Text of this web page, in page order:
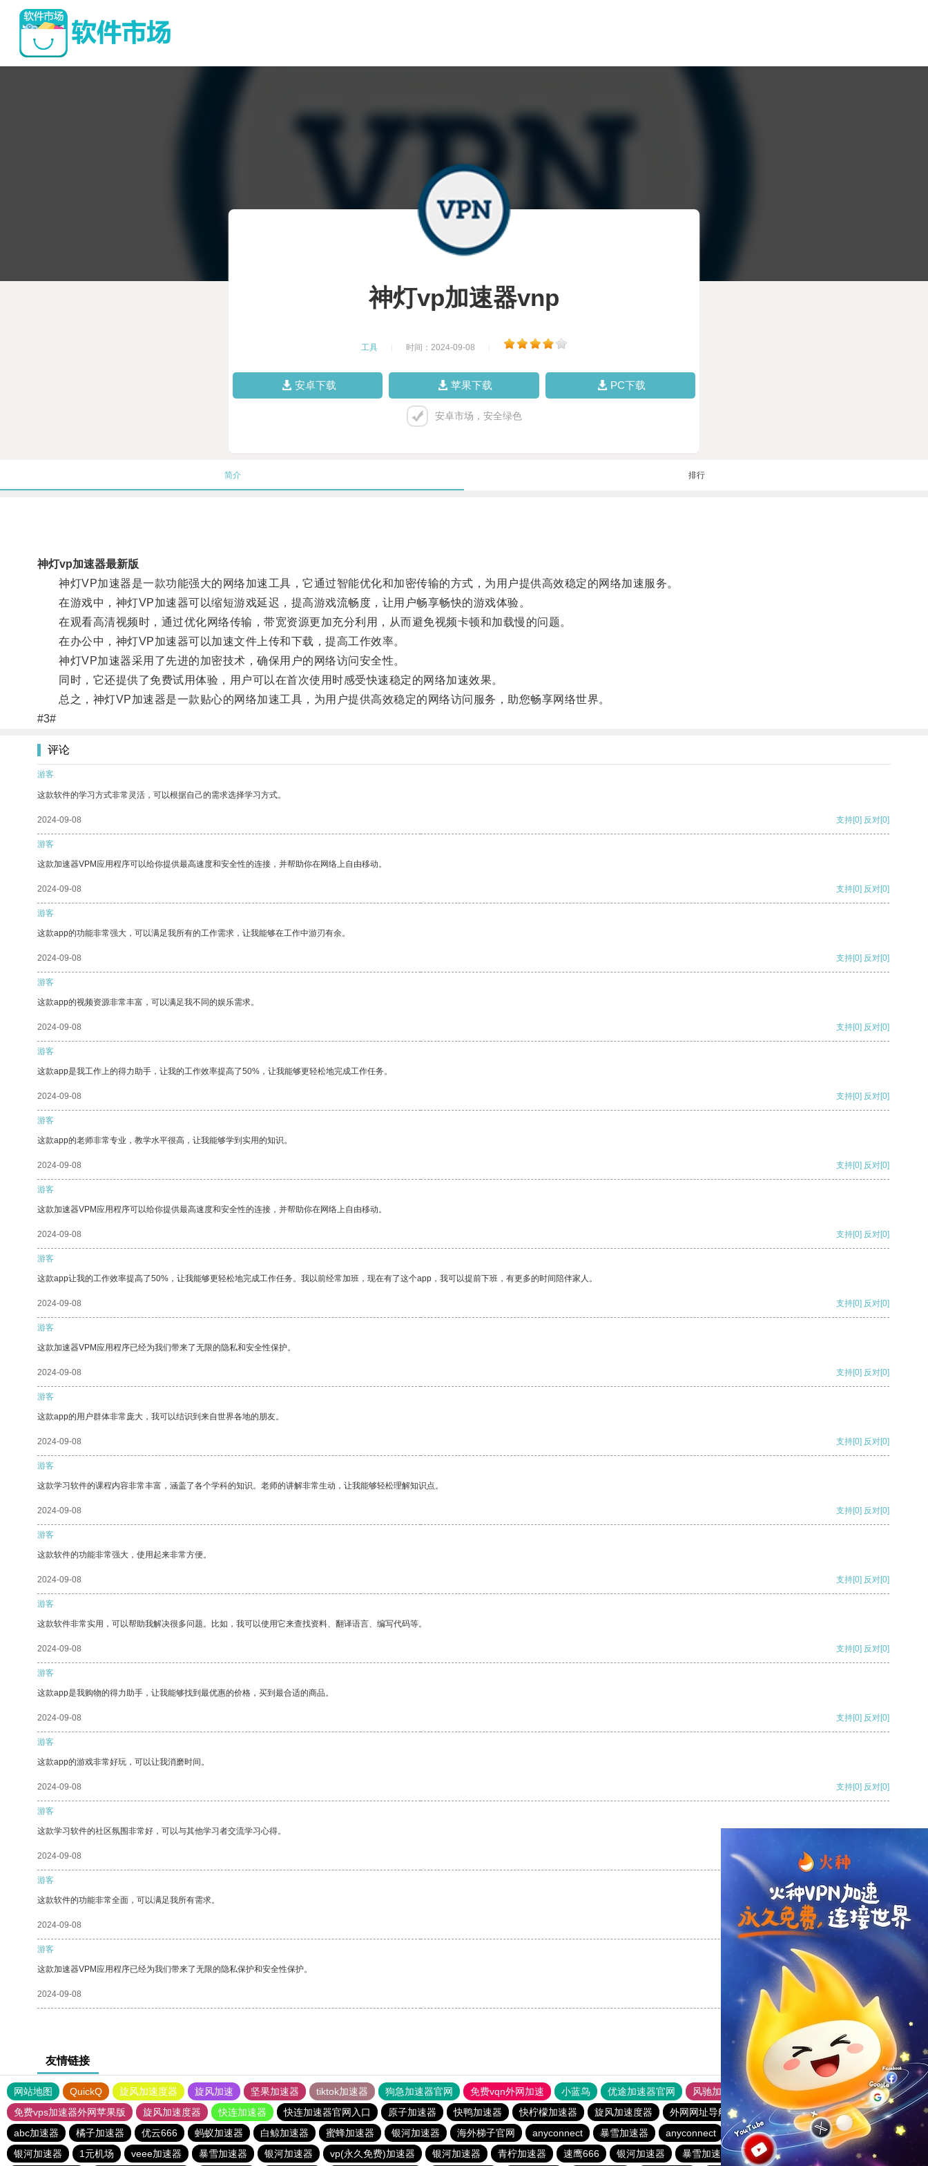
神灯vp加速器vnp
工具 时间：2024-09-08
安卓下载 苹果下载 PC下载
安卓市场，安全绿色
简介 排行
神灯vp加速器最新版
神灯VP加速器是一款功能强大的网络加速工具，它通过智能优化和加密传输的方式，为用户提供高效稳定的网络加速服务。
在游戏中，神灯VP加速器可以缩短游戏延迟，提高游戏流畅度，让用户畅享畅快的游戏体验。
在观看高清视频时，通过优化网络传输，带宽资源更加充分利用，从而避免视频卡顿和加载慢的问题。
在办公中，神灯VP加速器可以加速文件上传和下载，提高工作效率。
神灯VP加速器采用了先进的加密技术，确保用户的网络访问安全性。
同时，它还提供了免费试用体验，用户可以在首次使用时感受快速稳定的网络加速效果。
总之，神灯VP加速器是一款贴心的网络加速工具，为用户提供高效稳定的网络访问服务，助您畅享网络世界。
#3#
评论
游客
这款软件的学习方式非常灵活，可以根据自己的需求选择学习方式。
2024-09-08 支持[0] 反对[0]
游客
这款加速器VPM应用程序可以给你提供最高速度和安全性的连接，并帮助你在网络上自由移动。
2024-09-08 支持[0] 反对[0]
游客
这款app的功能非常强大，可以满足我所有的工作需求，让我能够在工作中游刃有余。
2024-09-08 支持[0] 反对[0]
游客
这款app的视频资源非常丰富，可以满足我不同的娱乐需求。
2024-09-08 支持[0] 反对[0]
游客
这款app是我工作上的得力助手，让我的工作效率提高了50%，让我能够更轻松地完成工作任务。
2024-09-08 支持[0] 反对[0]
游客
这款app的老师非常专业，教学水平很高，让我能够学到实用的知识。
2024-09-08 支持[0] 反对[0]
游客
这款加速器VPM应用程序可以给你提供最高速度和安全性的连接，并帮助你在网络上自由移动。
2024-09-08 支持[0] 反对[0]
游客
这款app让我的工作效率提高了50%，让我能够更轻松地完成工作任务。我以前经常加班，现在有了这个app，我可以提前下班，有更多的时间陪伴家人。
2024-09-08 支持[0] 反对[0]
游客
这款加速器VPM应用程序已经为我们带来了无限的隐私和安全性保护。
2024-09-08 支持[0] 反对[0]
游客
这款app的用户群体非常庞大，我可以结识到来自世界各地的朋友。
2024-09-08 支持[0] 反对[0]
游客
这款学习软件的课程内容非常丰富，涵盖了各个学科的知识。老师的讲解非常生动，让我能够轻松理解知识点。
2024-09-08 支持[0] 反对[0]
游客
这款软件的功能非常强大，使用起来非常方便。
2024-09-08 支持[0] 反对[0]
游客
这款软件非常实用，可以帮助我解决很多问题。比如，我可以使用它来查找资料、翻译语言、编写代码等。
2024-09-08 支持[0] 反对[0]
游客
这款app是我购物的得力助手，让我能够找到最优惠的价格，买到最合适的商品。
2024-09-08 支持[0] 反对[0]
游客
这款app的游戏非常好玩，可以让我消磨时间。
2024-09-08 支持[0] 反对[0]
游客
这款学习软件的社区氛围非常好，可以与其他学习者交流学习心得。
2024-09-08 支持
游客
这款软件的功能非常全面，可以满足我所有需求。
2024-09-08 支持[0] 反对[0]
游客
这款加速器VPM应用程序已经为我们带来了无限的隐私保护和安全性保护。
2024-09-08 支持[0] 反对[0]
友情链接
网站地图 QuickQ 旋风加速度器 旋风加速 坚果加速器 tiktok加速器 狗急加速器官网 免费vqn外网加速 小蓝鸟 优途加速器官网 风驰加速器
旋风加速器
免费vps加速器外网苹果版
旋风加速度器 快连加速器 快连加速器官网入口 原子加速器 快鸭加速器 快柠檬加速器 旋风加速度器 外网网址导航 软件中心
海鸥加速器
abc加速器
橘子加速器 优云666 蚂蚁加速器 白鲸加速器 蜜蜂加速器 银河加速器 海外梯子官网 anyconnect 暴雪加速器 anyconnect 银河加速器
暴雪加速器
银河加速器
1元机场 veee加速器 暴雪加速器 银河加速器 vp(永久免费)加速器 银河加速器 青柠加速器 速鹰666 银河加速器 暴雪加速器 哇哇加速器 荔枝加速器